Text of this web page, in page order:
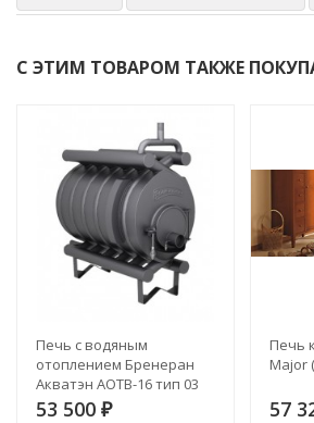
С ЭТИМ ТОВАРОМ ТАКЖЕ
Печь с водяным
отоплением Бренеран
Акватэн АОТВ-16 тип 03
53 500 ₽
Печь
Major
57